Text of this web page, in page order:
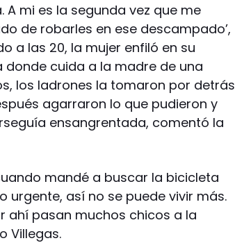
A mi es la segunda vez que me
de robarles en ese descampado’,
a las 20, la mujer enfiló en su
cuida a la madre de una
los ladrones la tomaron por detrás
agarraron lo que pudieron y
ensangrentada, comentó la
mandé a buscar la bicicleta
urgente, así no se puede vivir más.
ahí pasan muchos chicos a la
Villegas.